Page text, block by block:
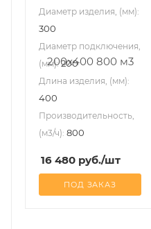
Диаметр изделия, (мм):
300
Диаметр подключения,
(мм): 200
Длина изделия, (мм):
400
Производительность,
(м3/ч): 800
16 480 руб./шт
ПОД ЗАКАЗ